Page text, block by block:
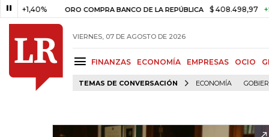
ORO COMPRA BANCO DE LA REPÚBLICA $ 408.498,97 +$
VIERNES, 07 DE AGOSTO DE 2026
FINANZAS ECONOMÍA EMPRESAS OCIO
TEMAS DE CONVERSACIÓN ECONOMÍA